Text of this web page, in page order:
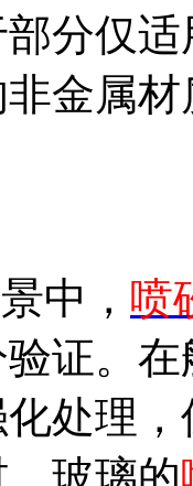
分仅
金属
中， 喷
证。
处理
玻璃的